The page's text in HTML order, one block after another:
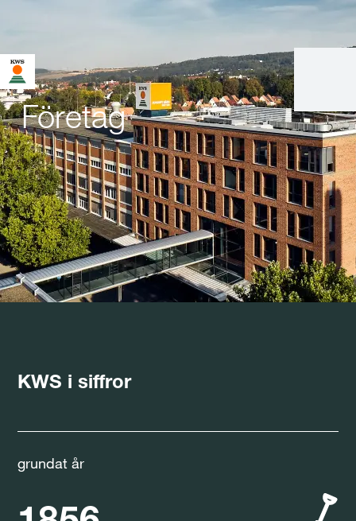
Företag
KWS i siffror
grundat år